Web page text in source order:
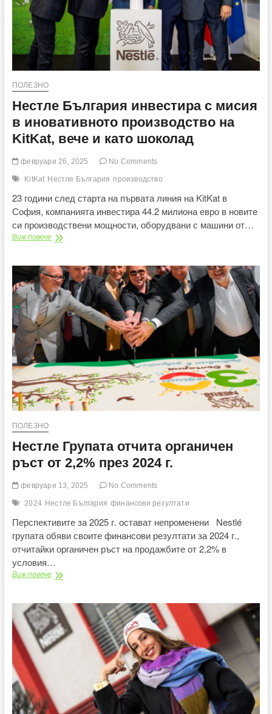
български
производители
през
2024
г.
ПОЛЕЗНО
Нестле България инвестира с мисия
в иновативното производство на
KitKat, вече и като шоколад
февруари 26, 2025 No Comments
KitKat Нестле България производство
23 години след старта на първата линия на KitKat в
София, компанията инвестира 44.2 милиона евро в новите
си производствени мощности, оборудвани с машини от…
Виж повечеНестле
с
мисия
в
иновативното
производство
на
KitKat,
вече
и
като
шоколад
ПОЛЕЗНО
Нестле Групата отчита органичен
ръст от 2,2% през 2024 г.
февруари 13, 2025 No Comments
2024 Нестле България финансови резултати
Перспективите за 2025 г. остават непроменени Nestlé
групата обяви своите финансови резултати за 2024 г.,
отчитайки органичен ръст на продажбите от 2,2% в
условия…
Виж повечеНестле
органичен
ръст
от
2,2%
през